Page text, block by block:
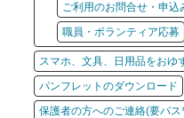
ご利用のお問合せ・申込
職員・ボランティア応募
スマホ、文具、日用品をおゆ
パンフレットのダウンロード
保護者の方へのご連絡(要パス